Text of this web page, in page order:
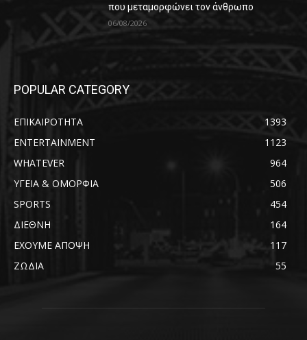
που μεταμορφώνει τον άνθρωπο
06/08/2026
POPULAR CATEGORY
ΕΠΙΚΑΙΡΟΤΗΤΑ
1393
ENTERTAINMENT
1123
WHATEVER
964
ΥΓΕΙΑ & ΟΜΟΡΦΙΑ
506
SPORTS
454
ΔΙΕΘΝΗ
164
ΕΧΟΥΜΕ ΑΠΟΨΗ
117
ΖΩΔΙΑ
55